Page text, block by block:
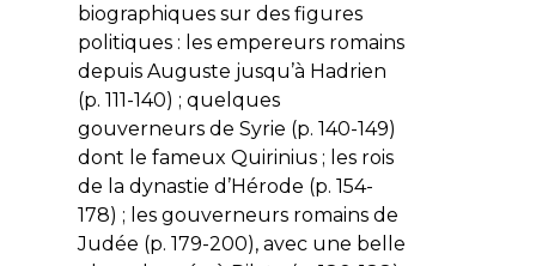
biographiques sur des figures
politiques : les empereurs romains
depuis Auguste jusqu’à Hadrien
(p. 111-140) ; quelques
gouverneurs de Syrie (p. 140-149)
dont le fameux Quirinius ; les rois
de la dynastie d’Hérode (p. 154-
178) ; les gouverneurs romains de
Judée (p. 179-200), avec une belle